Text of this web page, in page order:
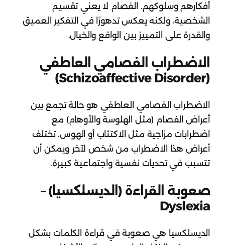
أفكارهم وسلوكهم. الفصام لا يعني تقسيم
الشخصية، ولكنه يعكس تدهورًا في التفكير العميق
والقدرة على التمييز بين الواقع والخيال.
الاضطراب الفصامي العاطفي
(Schizoaffective Disorder)
الاضطراب الفصامي العاطفي هو حالة تجمع بين
أعراض الفصام (مثل الهلوسة والأوهام) مع
اضطرابات مزاجية مثل الاكتئاب أو الهوس. تختلف
أعراض هذا الاضطراب من شخص لآخر ويمكن أن
تتسبب في تحديات نفسية واجتماعية كبيرة.
صعوبة القراءة (الديسلكسيا) –
Dyslexia
الديسلكسيا هي صعوبة في قراءة الكلمات بشكل